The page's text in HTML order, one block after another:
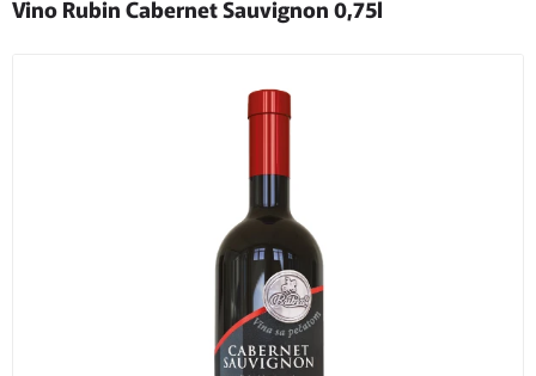
Vino Rubin Cabernet Sauvignon 0,75l